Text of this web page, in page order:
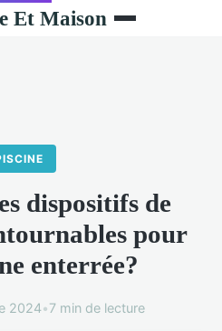
Et Maison
dispositifs de
pour
enterrée?
2024•7 min de lecture